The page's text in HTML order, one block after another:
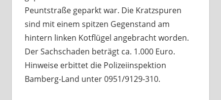
Peuntstraße geparkt war. Die Kratzspuren
sind mit einem spitzen Gegenstand am
hintern linken Kotflügel angebracht worden.
Der Sachschaden beträgt ca. 1.000 Euro.
Hinweise erbittet die Polizeiinspektion
Bamberg-Land unter 0951/9129-310.